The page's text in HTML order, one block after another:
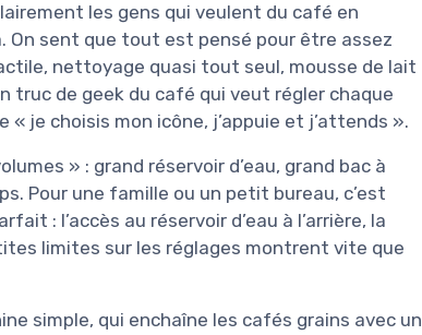
les gens qui veulent du café en
On sent que tout est pensé pour être assez
nettoyage quasi tout seul, mousse de lait
truc de geek du café qui veut régler chaque
je choisis mon icône, j’appuie et j’attends ».
» : grand réservoir d’eau, grand bac à
Pour une famille ou un petit bureau, c’est
: l’accès au réservoir d’eau à l’arrière, la
limites sur les réglages montrent vite que
simple, qui enchaîne les cafés grains avec un